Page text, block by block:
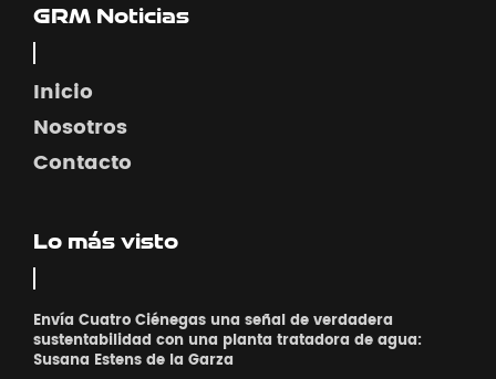
GRM Noticias
Inicio
Nosotros
Contacto
Lo más visto
Envía Cuatro Ciénegas una señal de verdadera
sustentabilidad con una planta tratadora de agua:
Susana Estens de la Garza